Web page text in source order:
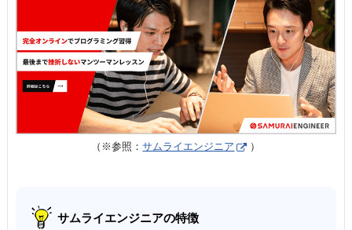
（※参照：サムライエンジニア ）
サムライエンジニアの特徴